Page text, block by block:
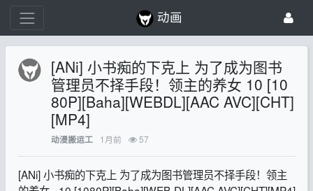
动画
[ANi] 小书痴的下克上 为了成为图书
管理员不择手段！领主的养女 10 [10
80P][Baha][WEBDL][AAC AVC][CHT]
[MP4]
动漫搬运工 1月前 57
[ANi] 小书痴的下克上 为了成为图书管理员不择手段！领主